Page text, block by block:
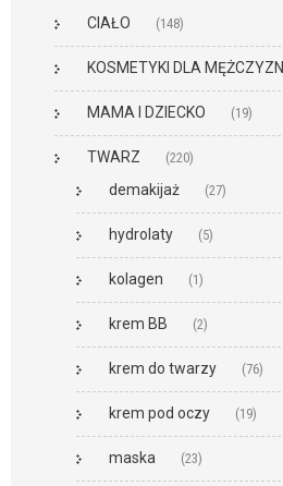
CIAŁO (148)
KOSMETYKI DLA MĘŻCZYZN
MAMA I DZIECKO (19)
TWARZ (220)
demakijaż (27)
hydrolaty (5)
kolagen (1)
krem BB (2)
krem do twarzy (76)
krem pod oczy (19)
maska (23)